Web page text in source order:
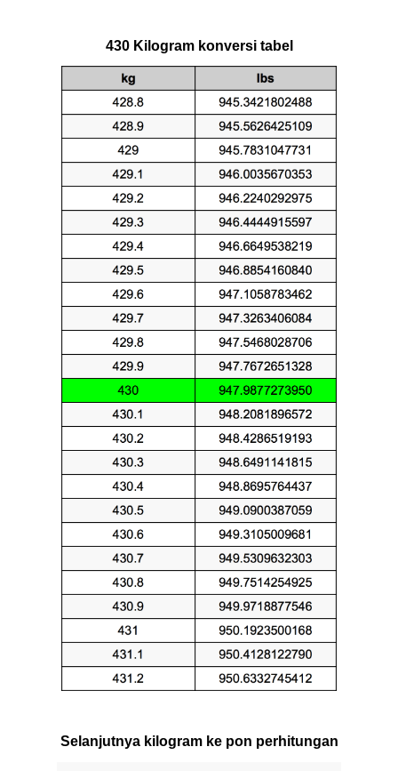
430 Kilogram konversi tabel
Selanjutnya kilogram ke pon perhitungan